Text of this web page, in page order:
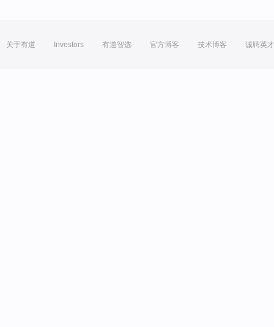
关于有道 Investors 有道智选 官方博客 技术博客 诚聘英才